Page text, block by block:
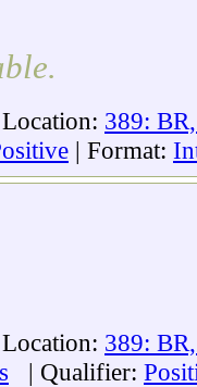
389:
| Format:
389:
| Qualifier: